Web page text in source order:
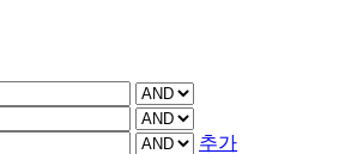
추가